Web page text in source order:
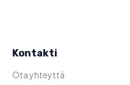
Kontakti
Ota yhteyttä